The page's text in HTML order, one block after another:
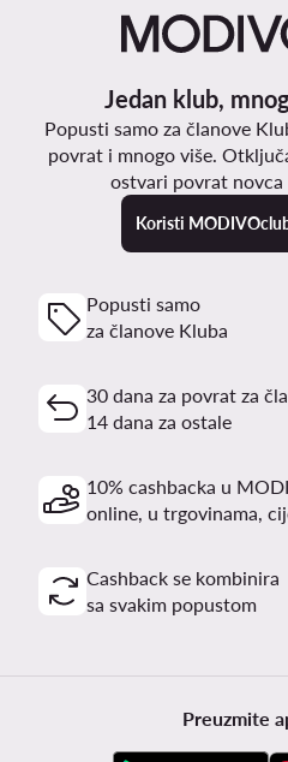
Jedan klub,
Popusti samo za članove
povrat i mnogo više.
ostvari povrat novca
Koristi
Popusti samo
za članove Kluba
30 dana za povrat za
14 dana za ostale
10% cashbacka u
online, u trgovinama,
Cashback se kombinira
sa svakim popustom
Preuzmite